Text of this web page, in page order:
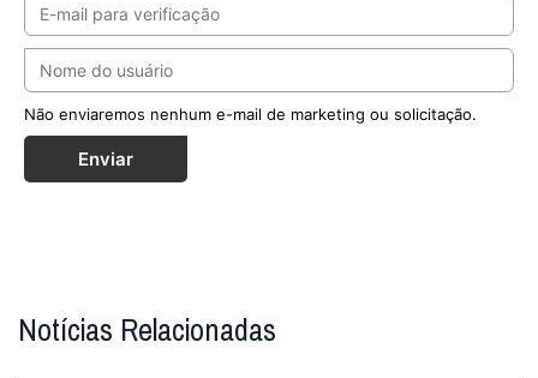
Não enviaremos nenhum e-mail de marketing ou solicitação.
Enviar
Notícias Relacionadas